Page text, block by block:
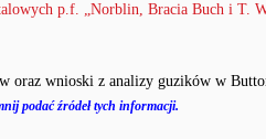
p.f. „Norblin, Bracia Buch i T.
oraz wnioski z analizy guzików w
podać źródeł tych informacji.